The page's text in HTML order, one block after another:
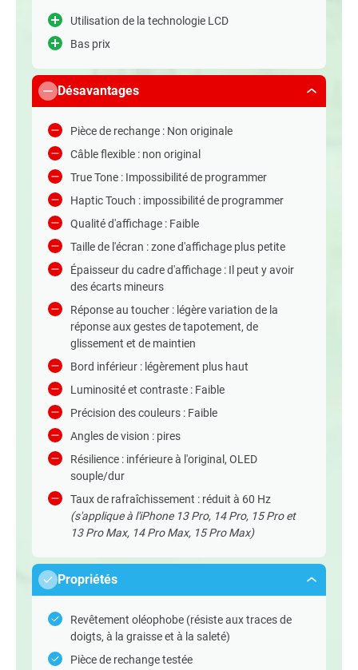
Utilisation de la technologie LCD
Bas prix
Désavantages
Pièce de rechange : Non originale
Câble flexible : non original
True Tone : Impossibilité de programmer
Haptic Touch : impossibilité de programmer
Qualité d'affichage : Faible
Taille de l'écran : zone d'affichage plus petite
Épaisseur du cadre d'affichage : Il peut y avoir
des écarts mineurs
Réponse au toucher : légère variation de la
réponse aux gestes de tapotement, de
glissement et de maintien
Bord inférieur : légèrement plus haut
Luminosité et contraste : Faible
Précision des couleurs : Faible
Angles de vision : pires
Résilience : inférieure à l'original, OLED
souple/dur
Taux de rafraîchissement : réduit à 60 Hz
(s'applique à l'iPhone 13 Pro, 14 Pro, 15 Pro et
13 Pro Max, 14 Pro Max, 15 Pro Max)
Propriétés
Revêtement oléophobe (résiste aux traces de
doigts, à la graisse et à la saleté)
Pièce de rechange testée